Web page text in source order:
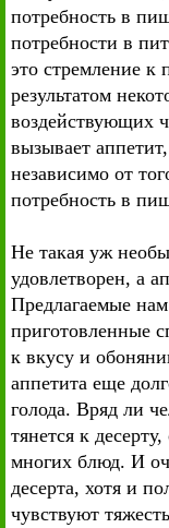
потребность в
потребности в
это стремление к
результатом
воздействующих
вызывает
независимо от
потребность в
Не такая уж
удовлетворен, а
Предлагаемые
приготовленные
к вкусу и
аппетита еще
голода. Вряд ли
тянется к
многих блюд. И
десерта, хотя и
чувствуют